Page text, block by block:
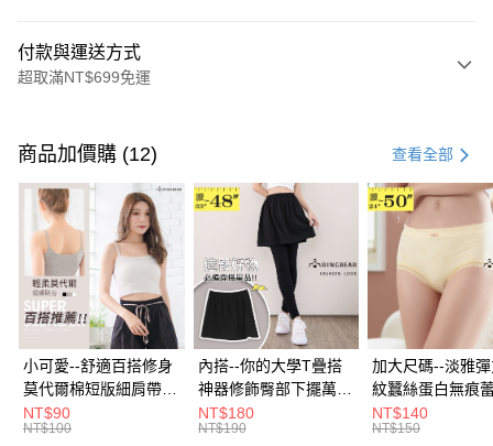
付款與運送方式
超取滿NT$699免運
信用卡一次付款
超商取貨付款
LINE Pay
Apple Pay
街口支付
悠遊付
Google Pay
全盈+PAY
商品加價購 (12) 查看全部
小可愛--舒適百搭修身
莫代爾棉短版細肩帶素
色背心(白.黑.灰L-2L)-
U582眼圈熊中大尺碼
NT$90
NT$100
內搭--你的大學T疊搭
神器修飾臀部下擺萬用
內搭裙/遮臀裙(黑2L-
6L)-Q155眼圈熊中大
NT$180
NT$190
加大尺碼--淡雅
紋蠶絲蛋白無痕
角內褲(白.粉.藍.
3L)-L28眼圈熊中
NT$140
NT$150